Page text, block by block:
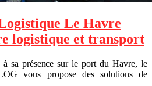
Le Havre
logistique et transport
sa présence sur le port du Havre, le
vous propose des solutions de